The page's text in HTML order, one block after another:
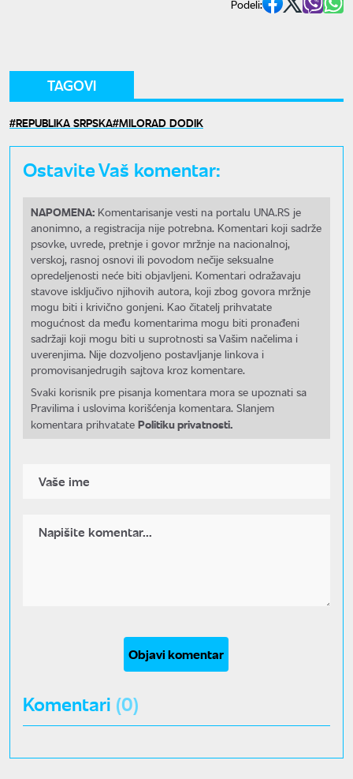
Podeli:
TAGOVI
REPUBLIKA SRPSKA MILORAD DODIK
Ostavite Vaš komentar:
NAPOMENA: Komentarisanje vesti na portalu UNA.RS je
anonimno, a registracija nije potrebna. Komentari koji sadrže
psovke, uvrede, pretnje i govor mržnje na nacionalnoj,
verskoj, rasnoj osnovi ili povodom nečije seksualne
opredeljenosti neće biti objavljeni. Komentari odražavaju
stavove isključivo njihovih autora, koji zbog govora mržnje
mogu biti i krivično gonjeni. Kao čitatelj prihvatate
mogućnost da među komentarima mogu biti pronađeni
sadržaji koji mogu biti u suprotnosti sa Vašim načelima i
uverenjima. Nije dozvoljeno postavljanje linkova i
promovisanjedrugih sajtova kroz komentare.
Svaki korisnik pre pisanja komentara mora se upoznati sa
Pravilima i uslovima korišćenja komentara. Slanjem
komentara prihvatate Politiku privatnosti.
Objavi komentar
Komentari (0)